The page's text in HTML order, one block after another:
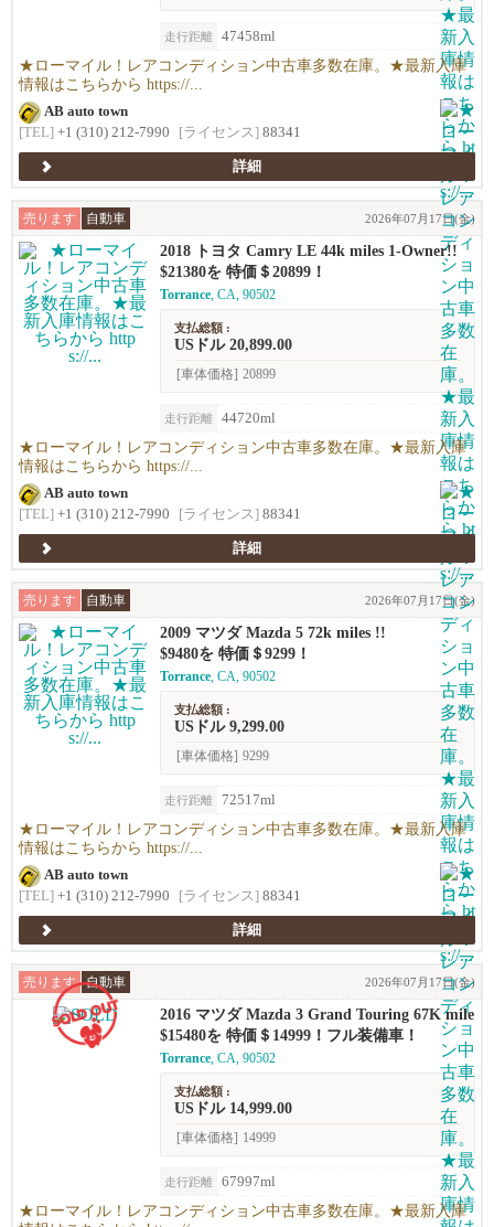
走行距離 47458ml
★ローマイル！レアコンディション中古車多数在庫。★最新入庫
情報はこちらから https://...
AB auto town
[TEL] +1 (310) 212-7990 [ライセンス] 88341
詳細
売ります 自動車 2026年07月17日(金)
2018 トヨタ Camry LE 44k miles 1-Owner!!
$21380を 特価＄20899！
Torrance, CA, 90502
支払総額 :
USドル 20,899.00
[車体価格] 20899
走行距離 44720ml
★ローマイル！レアコンディション中古車多数在庫。★最新入庫
情報はこちらから https://...
AB auto town
[TEL] +1 (310) 212-7990 [ライセンス] 88341
詳細
売ります 自動車 2026年07月17日(金)
2009 マツダ Mazda 5 72k miles !!
$9480を 特価＄9299！
Torrance, CA, 90502
支払総額 :
USドル 9,299.00
[車体価格] 9299
走行距離 72517ml
★ローマイル！レアコンディション中古車多数在庫。★最新入庫
情報はこちらから https://...
AB auto town
[TEL] +1 (310) 212-7990 [ライセンス] 88341
詳細
売ります 自動車 2026年07月17日(金)
2016 マツダ Mazda 3 Grand Touring 67K mile
s !
$15480を 特価＄14999！フル装備車！
Torrance, CA, 90502
支払総額 :
USドル 14,999.00
[車体価格] 14999
走行距離 67997ml
★ローマイル！レアコンディション中古車多数在庫。★最新入庫